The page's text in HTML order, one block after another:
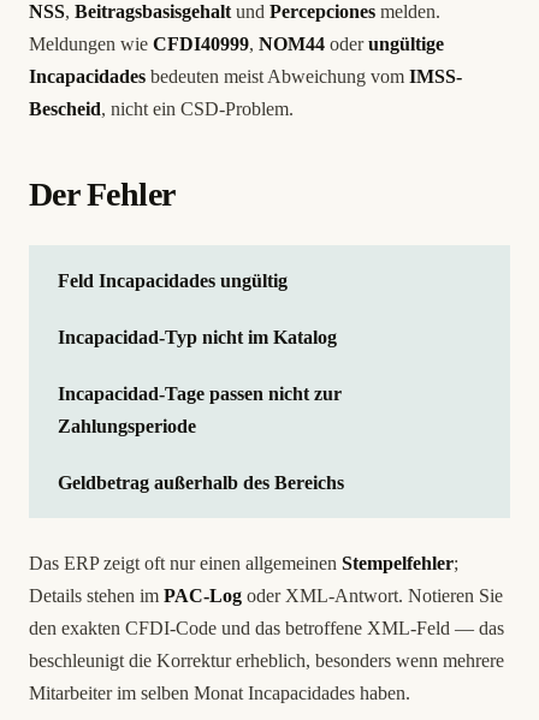
NSS, Beitragsbasisgehalt und Percepciones melden.
Meldungen wie CFDI40999, NOM44 oderungültige
Incapacidades bedeuten meist Abweichung vom IMSS-
Bescheid, nicht ein CSD-Problem.
Der Fehler
Feld Incapacidades ungültig
Incapacidad-Typ nicht im Katalog
Incapacidad-Tage passen nicht zur
Zahlungsperiode
Geldbetrag außerhalb des Bereichs
Das ERP zeigt oft nur einen allgemeinen Stempelfehler;
Details stehen im PAC-Log oder XML-Antwort. Notieren Sie
den exakten CFDI-Code und das betroffene XML-Feld — das
beschleunigt die Korrektur erheblich, besonders wenn mehrere
Mitarbeiter im selben Monat Incapacidades haben.